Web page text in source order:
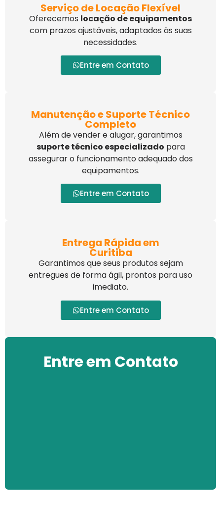
Serviço de Locação Flexível
Oferecemos locação de equipamentos
com prazos ajustáveis, adaptados às suas
necessidades.
Entre em Contato
Manutenção e Suporte Técnico
Completo
Além de vender e alugar, garantimos
suporte técnico especializado para
assegurar o funcionamento adequado dos
equipamentos.
Entre em Contato
Entrega Rápida em
Curitiba
Garantimos que seus produtos sejam
entregues de forma ágil, prontos para uso
imediato.
Entre em Contato
Entre em Contato